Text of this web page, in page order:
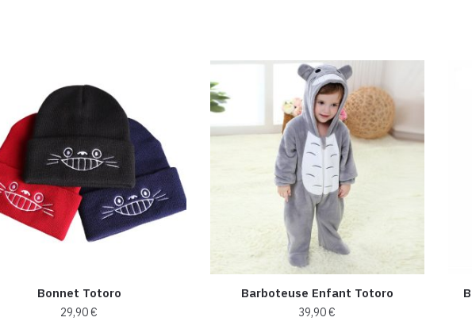
Bonnet Totoro
29,90€
Barboteuse Enfant Totoro
39,90€